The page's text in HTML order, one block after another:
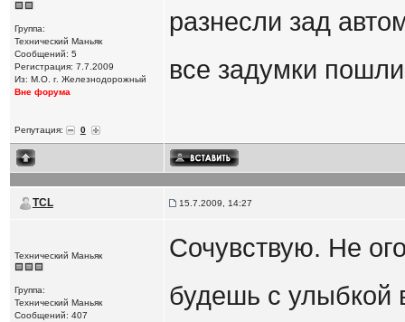
Группа:
Технический Маньяк
Сообщений: 5
Регистрация: 7.7.2009
Из: М.О. г. Железнодорожный
Вне форума
Репутация: 0
разнесли зад
все задумки
TCL 15.7.2009, 14:27
Технический Маньяк
Группа:
Технический Маньяк
Сообщений: 407
Сочувствую. Не
будешь с улыбкой